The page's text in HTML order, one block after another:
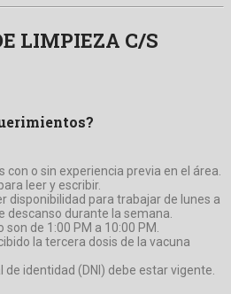
LIMPIEZA C/S
o sin experiencia previa en el área.
leer y escribir.
disponibilidad para trabajar de lunes a
descanso durante la semana.
son de 1:00 PM a 10:00 PM.
la tercera dosis de la vacuna
de identidad (DNI) debe estar vigente.